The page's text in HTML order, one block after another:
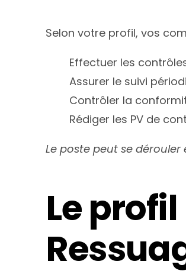
Selon votre profil, vos
Effectuer les
Assurer le suivi
Contrôler la
Rédiger les PV de
Le poste peut se
Le